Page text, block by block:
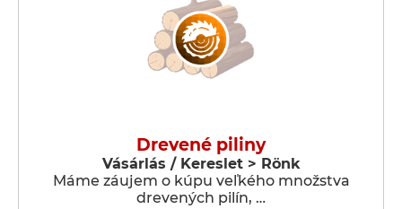
Drevené piliny
Vásárlás / Kereslet > Rönk
Máme záujem o kúpu veľkého množstva
drevených pilín, …